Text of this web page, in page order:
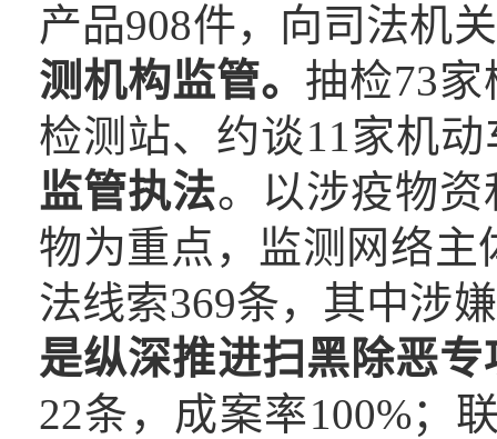
产品908件，向司法机
测机构监管。 抽检73
检测站、约谈11家机
监管执法。以涉疫物
物为重点，监测网络主
法线索369条，其中涉
是纵深推进扫黑除恶
22条，成案率100%；